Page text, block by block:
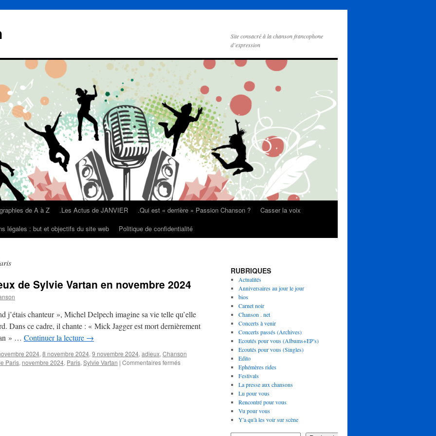
Site consacré à la chanson francophone
d’expression
de A à Z .Les Actus de JANVIER .Qui est « derrière » Passion Chanson ?
Casser la voix
légales : but et objectifs du site web Politique de confidentialité
de Sylvie Vartan en novembre 2024
j’étais chanteur », Michel Delpech imagine sa vie telle qu’elle
Dans ce cadre, il chante : « Mick Jagger est mort dernièrement
» … Continuer la lecture →
2024, 8 novembre 2024, 9 novembre 2024, adieux, Chanson
Paris, novembre 2024, Paris, Sylvie Vartan | Commentaires ferméssur
RUBRIQUES
Actualités
Anniversaires au jour le jour
bios
Carnet noir
Chanson . net
Concerts à venir
Concerts passés (Archives)
Ecoutés pour vous (Albums+EP's)
Ecoutés pour vous (Singles)
Edito
Ephémères rides
Festivals
La presse aux chansons
Lu pour vous
Rencontré pour vous
Vu pour vous
Y'a qu'à les voir sur scène